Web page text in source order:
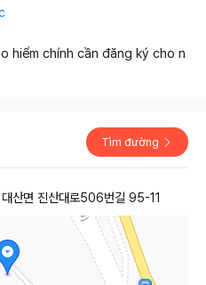
hiểm chính cần đăng ký cho n
Tìm đường
대산면 진산대로506번길 95-11